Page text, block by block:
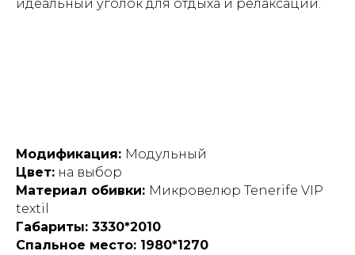
идеальный уголок для отдыха и релаксации.
Модификация: Модульный
Цвет: на выбор
Материал обивки: Микровелюр Tenerife VIP
textil
Габариты: 3330*2010
Спальное место: 1980*1270